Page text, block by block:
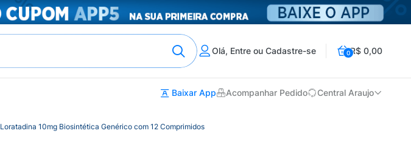
Olá, Entre ou Cadastre-se 0R$ 0,00
Baixar App Acompanhar Pedido Central Araujo
Loratadina 10mg Biosintética Genérico com 12 Comprimidos